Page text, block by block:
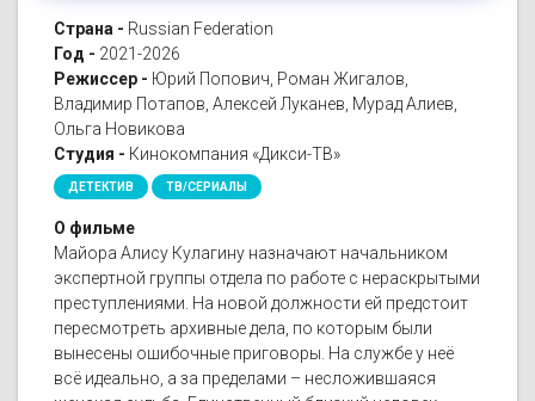
Страна - Russian Federation
Год - 2021-2026
Режиссер - Юрий Попович, Роман Жигалов,
Владимир Потапов, Алексей Луканев, Мурад Алиев,
Ольга Новикова
Студия - Кинокомпания «Дикси-ТВ»
ДЕТЕКТИВ ТВ/СЕРИАЛЫ
О фильме
Майора Алису Кулагину назначают начальником
экспертной группы отдела по работе с нераскрытыми
преступлениями. На новой должности ей предстоит
пересмотреть архивные дела, по которым были
вынесены ошибочные приговоры. На службе у неё
всё идеально, а за пределами – несложившаяся